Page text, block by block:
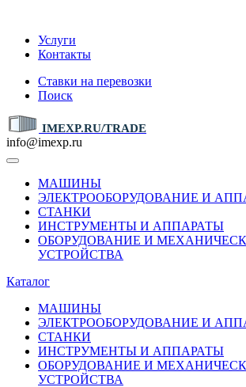
Услуги
Контакты
Ставки на перевозки
Поиск
IMEXP.RU/TRADE
info@imexp.ru
МАШИНЫ
ЭЛЕКТРООБОРУДОВАНИЕ И
СТАНКИ
ИНСТРУМЕНТЫ И АППАРАТЫ
ОБОРУДОВАНИЕ И
УСТРОЙСТВА
Каталог
МАШИНЫ
ЭЛЕКТРООБОРУДОВАНИЕ И
СТАНКИ
ИНСТРУМЕНТЫ И АППАРАТЫ
ОБОРУДОВАНИЕ И
УСТРОЙСТВА